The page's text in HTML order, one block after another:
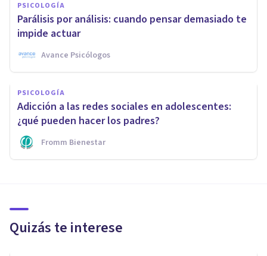
PSICOLOGÍA
Parálisis por análisis: cuando pensar demasiado te
impide actuar
Avance Psicólogos
PSICOLOGÍA
Adicción a las redes sociales en adolescentes:
¿qué pueden hacer los padres?
Fromm Bienestar
Quizás te interese